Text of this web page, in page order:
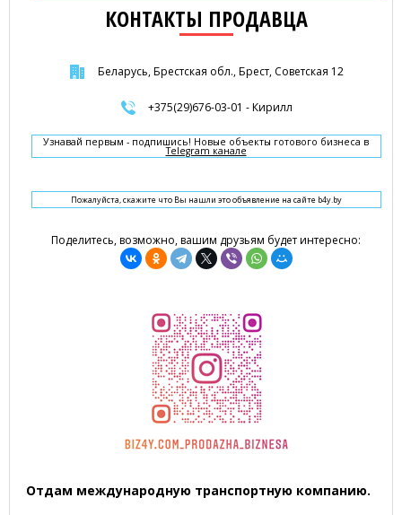
КОНТАКТЫ ПРОДАВЦА
Беларусь, Брестская обл., Брест, Советская 12
+375(29)676-03-01 - Кирилл
Узнавай первым - подпишись! Новые объекты готового бизнеса в
Telegram канале
Пожалуйста, скажите что Вы нашли это объявление на сайте b4y.by
Поделитесь, возможно, вашим друзьям будет интересно:
Отдам международную транспортную компанию.